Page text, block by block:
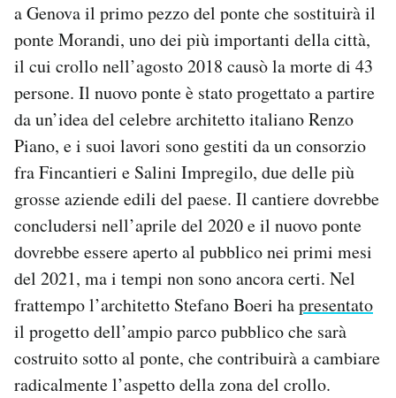
CALENDARIO
AREA PERSONALE
Area Personale
Newsletter
Notifiche mobile
Hai bisogno di aiuto?
Esci
a Genova il primo pezzo del ponte che sostituirà il
ponte Morandi, uno dei più importanti della città,
il cui crollo nell’agosto 2018 causò la morte di 43
persone. Il nuovo ponte è stato progettato a partire
da un’idea del celebre architetto italiano Renzo
Piano, e i suoi lavori sono gestiti da un consorzio
fra Fincantieri e Salini Impregilo, due delle più
grosse aziende edili del paese. Il cantiere dovrebbe
concludersi nell’aprile del 2020 e il nuovo ponte
dovrebbe essere aperto al pubblico nei primi mesi
del 2021, ma i tempi non sono ancora certi. Nel
frattempo l’architetto Stefano Boeri hapresentato
il progetto dell’ampio parco pubblico che sarà
costruito sotto al ponte, che contribuirà a cambiare
radicalmente l’aspetto della zona del crollo.